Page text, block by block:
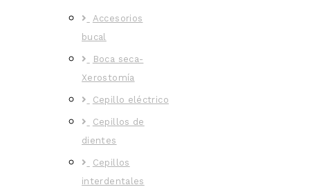
Accesorios
bucal
Boca seca-
Xerostomía
Cepillo eléctrico
Cepillos de
dientes
Cepillos
interdentales